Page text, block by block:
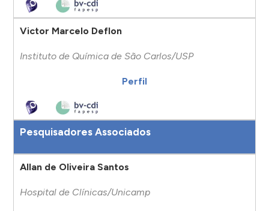
Victor Marcelo Deflon
Instituto de Química de São Carlos/USP
Perfil
Pesquisadores Associados
Allan de Oliveira Santos
Hospital de Clínicas/Unicamp